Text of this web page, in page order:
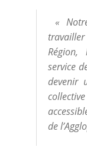
«
service
devenir
de